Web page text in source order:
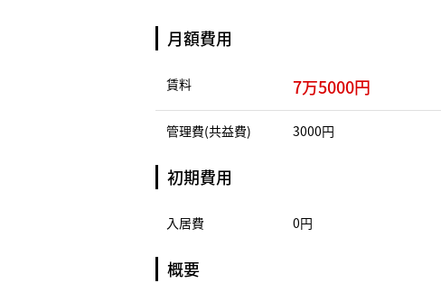
月額費用
賃料 7万5000円
管理費(共益費) 3000円
初期費用
入居費 0円
概要